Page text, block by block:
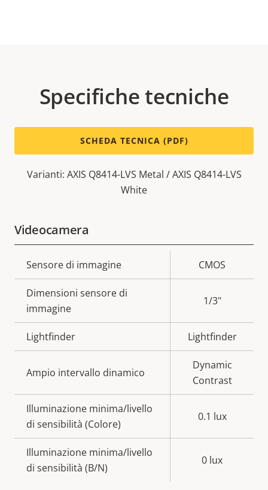
Specifiche tecniche
SCHEDA TECNICA (PDF)
Varianti: AXIS Q8414-LVS Metal / AXIS Q8414-LVS
White
Videocamera
Descrizione
della
proprietà
Valore
della
proprietà
Sensore di immagine CMOS
Dimensioni sensore di
immagine
1/3"
Lightfinder Lightfinder
Ampio intervallo dinamico
Dynamic
Contrast
Illuminazione minima/livello
di sensibilità (Colore)
0.1 lux
Illuminazione minima/livello
di sensibilità (B/N)
0 lux